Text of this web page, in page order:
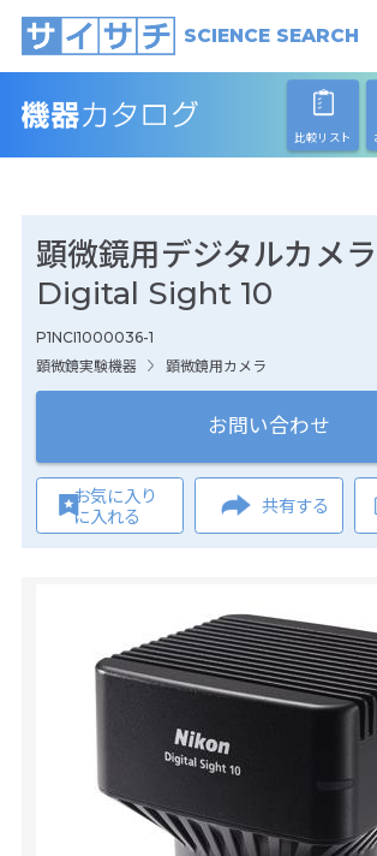
SCIENCE SEARCH
比較リスト
顕微鏡用デジタルカメ
Digital Sight 10
P1NCI1000036-1
顕微鏡実験機器
顕微鏡用カメラ
お問い合わせ
お気に入り
に入れる
共有する